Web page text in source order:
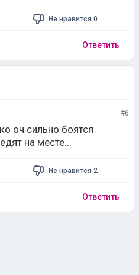
Не нравится 0
Ответить
#6
оч сильно боятся
на месте...
Не нравится 2
Ответить